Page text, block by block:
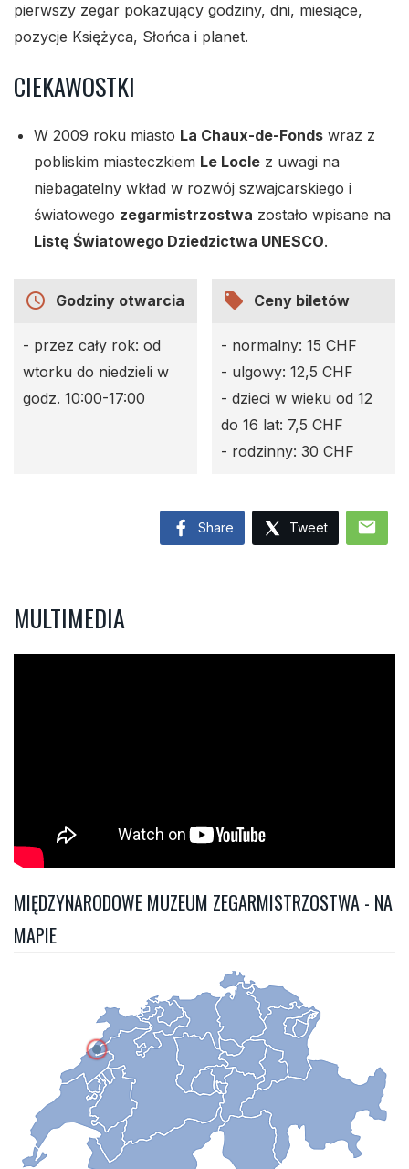
pierwszy zegar pokazujący godziny, dni, miesiące,
pozycje Księżyca, Słońca i planet.
CIEKAWOSTKI
W 2009 roku miasto La Chaux-de-Fonds wraz z
pobliskim miasteczkiem Le Locle z uwagi na
niebagatelny wkład w rozwój szwajcarskiego i
światowego zegarmistrzostwa zostało wpisane na
Listę Światowego Dziedzictwa UNESCO.
access_time Godziny otwarcia
- przez cały rok: od
wtorku do niedzieli w
godz. 10:00-17:00
local_offer Ceny biletów
- normalny: 15 CHF
- ulgowy: 12,5 CHF
- dzieci w wieku od 12
do 16 lat: 7,5 CHF
- rodzinny: 30 CHF
Share Tweet mail
MULTIMEDIA
MIĘDZYNARODOWE MUZEUM ZEGARMISTRZOSTWA - NA
MAPIE